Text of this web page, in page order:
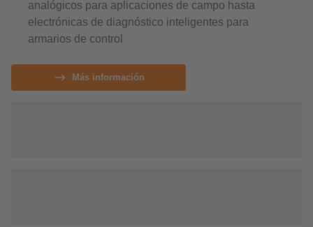
analógicos para aplicaciones de campo hasta
electrónicas de diagnóstico inteligentes para
armarios de control
Más información